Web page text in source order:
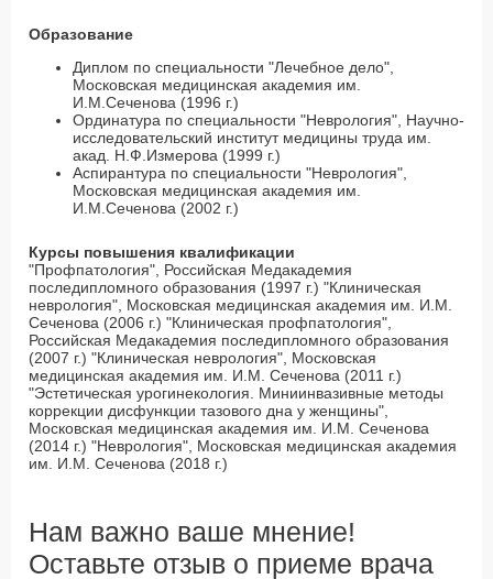
Образование
Диплом по специальности "Лечебное дело",
Московская медицинская академия им.
И.М.Сеченова (1996 г.)
Ординатура по специальности "Неврология", Научно-
исследовательский институт медицины труда им.
акад. Н.Ф.Измерова (1999 г.)
Аспирантура по специальности "Неврология",
Московская медицинская академия им.
И.М.Сеченова (2002 г.)
Курсы повышения квалификации
"Профпатология", Российская Медакадемия
последипломного образования (1997 г.) "Клиническая
неврология", Московская медицинская академия им. И.М.
Сеченова (2006 г.) "Клиническая профпатология",
Российская Медакадемия последипломного образования
(2007 г.) "Клиническая неврология", Московская
медицинская академия им. И.М. Сеченова (2011 г.)
"Эстетическая урогинекология. Миниинвазивные методы
коррекции дисфункции тазового дна у женщины",
Московская медицинская академия им. И.М. Сеченова
(2014 г.) "Неврология", Московская медицинская академия
им. И.М. Сеченова (2018 г.)
Нам важно ваше мнение!
Оставьте отзыв о приеме врача